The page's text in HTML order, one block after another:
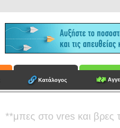
Κατάλογος
**μπες στο vres και βρες